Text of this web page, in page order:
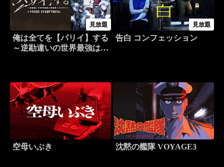
見放題
俺は全てを【パリイ】する
～逆勘違いの世界最強は冒
見放題
告白 コンフェッション
空母いぶき 沈黙の艦隊 VOYAGE3